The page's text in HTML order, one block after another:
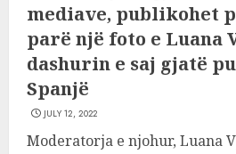
mediave, publikohet
parë një foto e Luana
dashurin e saj gjatë
Spanjë
JULY 12, 2022
Moderatorja e njohur, Luana